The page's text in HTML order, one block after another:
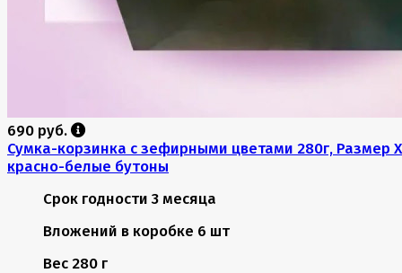
690 руб.
Сумка-корзинка с зефирными цветами 280г, Размер
красно-белые бутоны
Срок годности 3 месяца
Вложений в коробке 6 шт
Вес 280 г